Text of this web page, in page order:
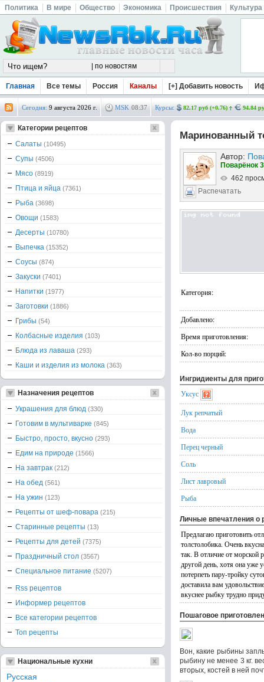
Политика В мире Общество Экономика Происшествия Культура
Главная Все темы Россия Каналы [+] Добавить новость
Сегодня: 9 августа 2026 г. MSK 08:37 Курсы: 82.17 руб (+0.76) 94.84
Маринованный
Автор:
Поварёнок
462
Распечатать
Категория:
Добавлено:
Время приготовления:
Кол-во порций:
Ингридиенты для
Уксус
Лук репчатый
Вода
Перец черный
Соль
Лист лавровый
Рыба
Личные впечатления о
Предлагаю приготовить
толстолобика. Очень
так. В отличие от морской
другой день, хотя она уже
потерпеть пару-тройку
доставила вам
вкуснее рыбку трудно
Пошаговое
Вон, какие рыбины
рыбину не менее 3 кг.
вторых, костей в ней
Категории рецептов
Салаты (10495)
Супы (4506)
Мясо (8919)
Птица и яйца (7361)
Рыба (3698)
Овощи (1583)
Десерты (10780)
Выпечка (15352)
Соусы (874)
Закуски (7401)
Напитки (1977)
Заготовки (1886)
Грибы (54)
Колбасные изделия (103)
Блюда из лаваша (293)
Каши и изделия из молока (363)
Назначения рецептов
Украшения для блюд (330)
Готовим в мультиварке (845)
Быстро, просто, вкусно (293)
Едим на природе (1566)
На завтрак (212)
На обед (561)
На ужин (123)
Рецепты от шеф-повара (215)
Старинные рецепты (13)
Рецепты для детей (7375)
Праздничный стол (3567)
Специальное питание (5207)
Rss рецептов
Информер рецептов
Все категории рецептов
Топ рецепты
Национальные кухни
Русская